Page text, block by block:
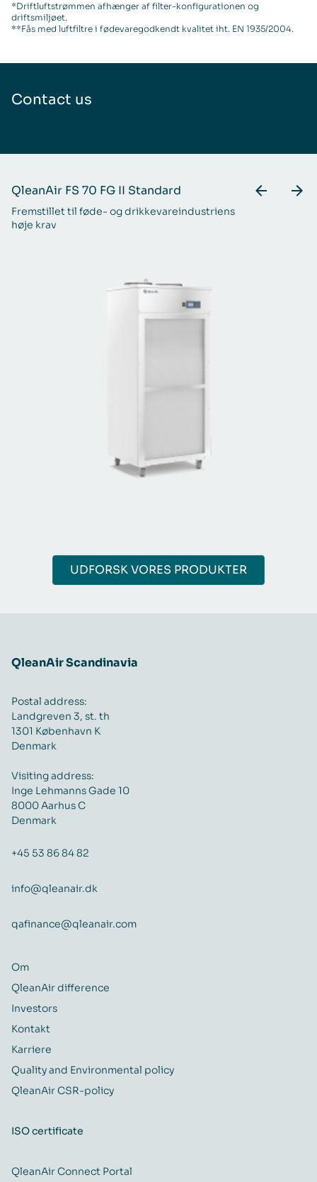
*Driftluftstrømmen afhænger af filter-konfigurationen og
driftsmiljøet.
**Fås med luftfiltre i fødevaregodkendt kvalitet iht. EN 1935/2004.
Contact us
QleanAir FS 70 FG II Standard
Fremstillet til føde- og​ drikkevareindustriens
høje krav
UDFORSK VORES PRODUKTER
QleanAir Scandinavia
Postal address:
Landgreven 3, st. th
1301 København K
Denmark
Visiting address:
Inge Lehmanns Gade 10
8000 Aarhus C
Denmark
+45 53 86 84 82
info@qleanair.dk
qafinance@qleanair.com
Om
QleanAir difference
Investors
Kontakt
Karriere
Quality and Environmental policy
QleanAir CSR-policy
ISO certificate
QleanAir Connect Portal